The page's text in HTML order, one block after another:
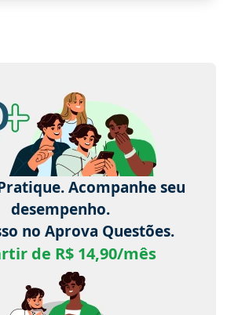
Acompanhe seu
desempenho.
no Aprova Questões.
de R$ 14,90/mês